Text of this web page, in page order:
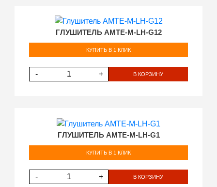
ГЛУШИТЕЛЬ AMTE-M-LH-G12
КУПИТЬ В 1 КЛИК
- + В КОРЗИНУ
ГЛУШИТЕЛЬ AMTE-M-LH-G1
КУПИТЬ В 1 КЛИК
- + В КОРЗИНУ